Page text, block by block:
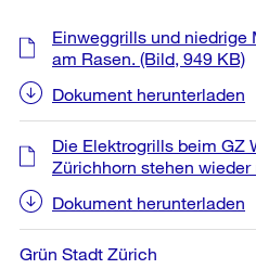
Weitere
Informationen
Einweggrills und niedrige
am Rasen. (Bild, 949 KB)
Dokument herunterladen
Die Elektrogrills beim GZ
Zürichhorn stehen wieder
Dokument herunterladen
Grün Stadt Zürich